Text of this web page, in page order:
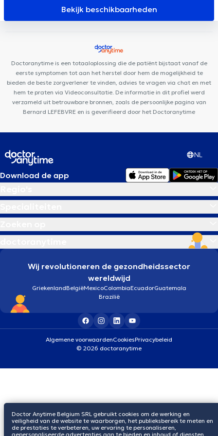
Espace Médical Waterloo
Centre Médico-
Chirurgical de Waterloo
Centre Medico Chirurgical de Waterloo
Centre Mimosa Waterloo
Schuman
Station Medical Center UNAH Mind Body Soul
Bekijk beschikbaarheden
Doctoranytime is een totaaloplossing die de patiënt bijstaat vanaf de
eerste symptomen tot aan het herstel door hem de mogelijkheid te
bieden de beste zorgverlener te vinden, advies te vragen via chat en met
hem te praten via Videoconsultatie. De informatie in dit profiel werd
verzameld uit betrouwbare bronnen, zoals de persoonlijke pagina van
Bernard LEFEBVRE en is geverifieerd door het Doctoranytime
NL
Download de app
Wij revolutioneren de gezondheidssector
wereldwijd
GriekenlandBelgiëMexicoColombiaEcuadorGuatemala
Brazilië
Algemene voorwaardenCookiesPrivacybeleid
© 2026 doctoranytime
Doctor Anytime Belgium SRL gebruikt cookies om de werking en
veiligheid van de website te waarborgen, het publieksbereik te meten en
de prestaties te verbeteren, uw ervaring te personaliseren,
gepersonaliseerde advertenties aan te bieden en inhoud of diensten